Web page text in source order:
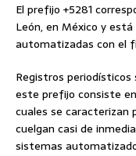
El prefijo +5281
León, en México y
automatizadas con el
Registros periodísticos
este prefijo consiste
cuales se caracterizan
cuelgan casi de
sistemas